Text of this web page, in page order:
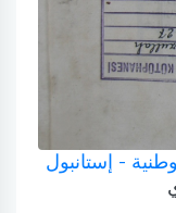
- إستانبول